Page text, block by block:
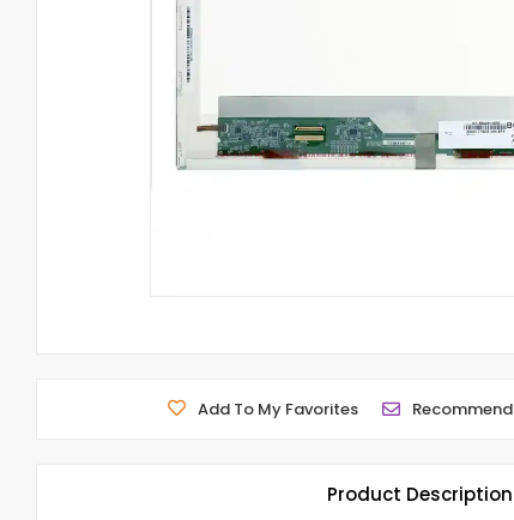
Add To My Favorites Recommend
Product Description